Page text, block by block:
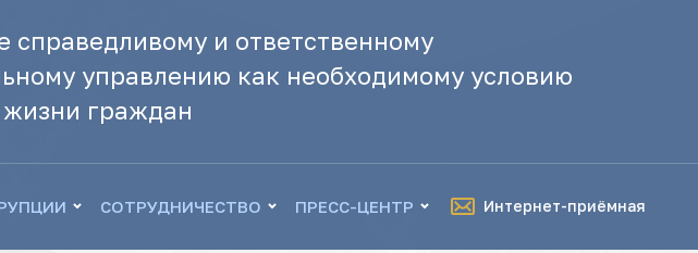
справедливому и ответственному
управлению как необходимому условию
граждан
СОТРУДНИЧЕСТВО ПРЕСС-ЦЕНТР Интернет-приёмная